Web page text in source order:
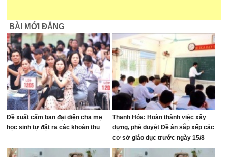
BÀI MỚI ĐĂNG
Đề xuất cấm ban đại diện cha mẹ
học sinh tự đặt ra các khoản thu
Thanh Hóa: Hoàn thành việc xây
dựng, phê duyệt Đề án sắp xếp các
cơ sở giáo dục trước ngày 15/8